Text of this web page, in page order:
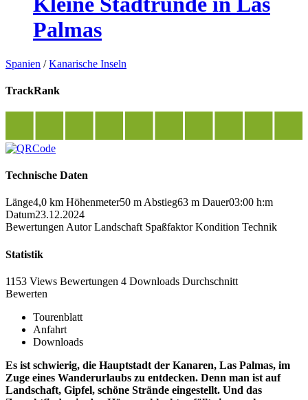
Palmas
Spanien /Kanarische Inseln
TrackRank
Technische Daten
Länge4,0 km Höhenmeter50 m Abstieg63 m Dauer03:00 h:m
Datum23.12.2024
Bewertungen Autor Landschaft Spaßfaktor Kondition Technik
Statistik
1153 Views Bewertungen 4 Downloads Durchschnitt
Bewerten
Tourenblatt
Anfahrt
Downloads
Es ist schwierig, die Hauptstadt der Kanaren, Las Palmas, im
Zuge eines Wanderurlaubs zu entdecken. Denn man ist auf
Landschaft, Gipfel, schöne Strände eingestellt. Und das